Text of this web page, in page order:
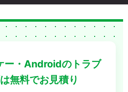
ー・Androidのトラブ
無料でお見積り